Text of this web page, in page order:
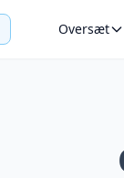
Oversæt